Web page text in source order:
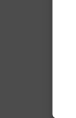
Ihre
* Bitte